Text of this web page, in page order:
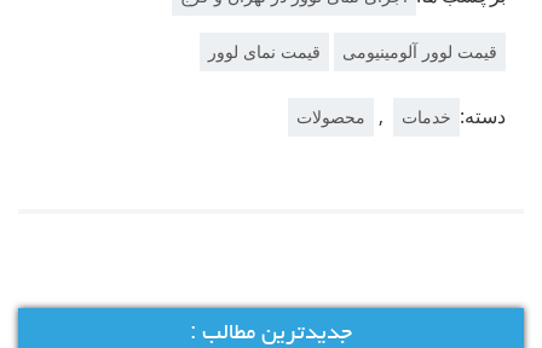
قیمت لوور آلومینیومی قیمت نمای لوور
دسته: خدمات , محصولات
جدیدترین مطالب :